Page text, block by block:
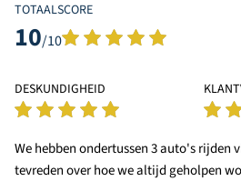
TOTAALSCORE
10/10
DESKUNDIGHEID
We hebben ondertussen 3 auto's rijden
tevreden over hoe we altijd geholpen